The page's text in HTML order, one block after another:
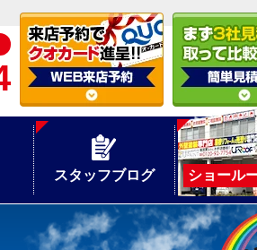
スタッフブログ ショール